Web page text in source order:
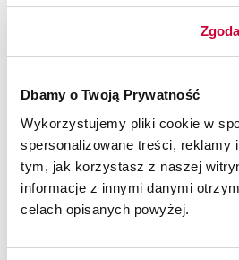
Dbamy o Twoją Prywatność
Wykorzystujemy pliki cookie w
spersonalizowane treści, reklamy
tym, jak korzystasz z naszej
informacje z innymi danymi
celach opisanych powyżej.